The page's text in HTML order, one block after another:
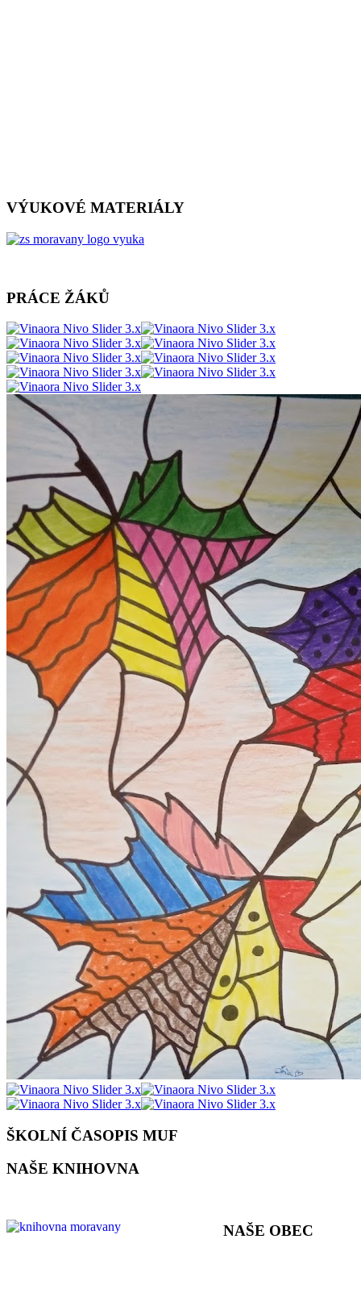
VÝUKOVÉ MATERIÁLY
PRÁCE ŽÁKŮ
ŠKOLNÍ ČASOPIS MUF
NAŠE KNIHOVNA
NAŠE OBEC